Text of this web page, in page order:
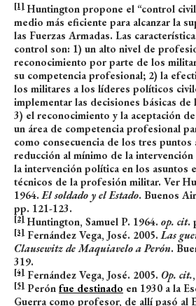
[1] Huntington propone el “control
medio más eficiente para alcanzar la
las Fuerzas Armadas. Las
control son: 1) un alto nivel de
reconocimiento por parte de los
su competencia profesional; 2) la
los militares a los líderes políticos
implementar las decisiones básicas
3) el reconocimiento y la aceptación
un área de competencia profesional
como consecuencia de los tres puntos
reducción al mínimo de la
la intervención política en los asuntos
técnicos de la profesión militar. Ver
1964.El soldado y el Estado. Buenos
pp. 121-123.
[2] Huntington, Samuel P. 1964. op. cit.
[3] Fernández Vega, José. 2005.Las
Clausewitz de Maquiavelo a Perón.
319.
[4] Fernández Vega, José. 2005. Op. cit.
[5] Perón fue destinado en 1930 a la
Guerra como profesor, de allí pasó al